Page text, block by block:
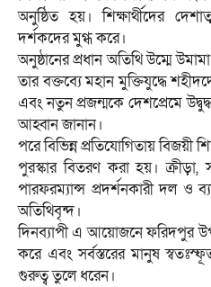
অনুষ্ঠিত হয়। শিক্ষার্থীদের
দর্শকদের মুগ্ধ করে।
অনুষ্ঠানের প্রধান অতিথি উম্মে
তার বক্তব্যে মহান মুক্তিযুদ্ধে
এবং নতুন প্রজন্মকে দেশপ্রেমে
আহ্বান জানান।
পরে বিভিন্ন প্রতিযোগিতায় বিজয়ী
পুরস্কার বিতরণ করা হয়। ক্রীড়া,
পারফরম্যান্স প্রদর্শনকারী দল ও
অতিথিবৃন্দ।
দিনব্যাপী এ আয়োজনে ফরিদপুর
করে এবং সর্বস্তরের মানুষ
গুরুত্ব তুলে ধরেন।